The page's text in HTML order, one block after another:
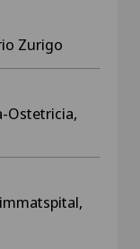
Zurigo
Ostetricia,